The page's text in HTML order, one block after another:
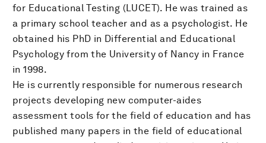
for Educational Testing (LUCET). He was trained as
a primary school teacher and as a psychologist. He
obtained his PhD in Differential and Educational
Psychology from the University of Nancy in France
in 1998.
He is currently responsible for numerous research
projects developing new computer-aides
assessment tools for the field of education and has
published many papers in the field of educational